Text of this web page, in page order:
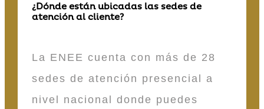
¿Dónde están ubicadas las sedes de
atención al cliente?
La ENEE cuenta con más de 28
sedes de atención presencial a
nivel nacional donde puedes